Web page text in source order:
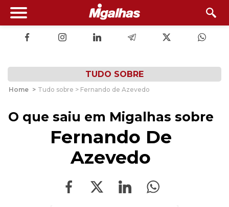
TUDO SOBRE
Home > Tudo sobre > Fernando de Azevedo
O que saiu em Migalhas sobre
Fernando De
Azevedo